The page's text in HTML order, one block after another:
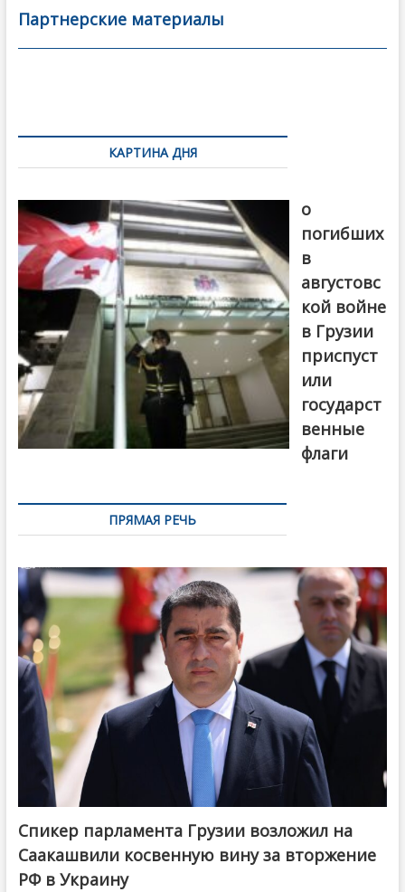
b
o
er l
а
в
Партнерские материалы
по
записямКАРТИНА ДНЯ
о
погибших
в
августовс
кой войне
в Грузии
приспуст
или
государст
венные
флаги
ПРЯМАЯ РЕЧЬ
Спикер парламента Грузии возложил на
Саакашвили косвенную вину за вторжение
РФ в Украину